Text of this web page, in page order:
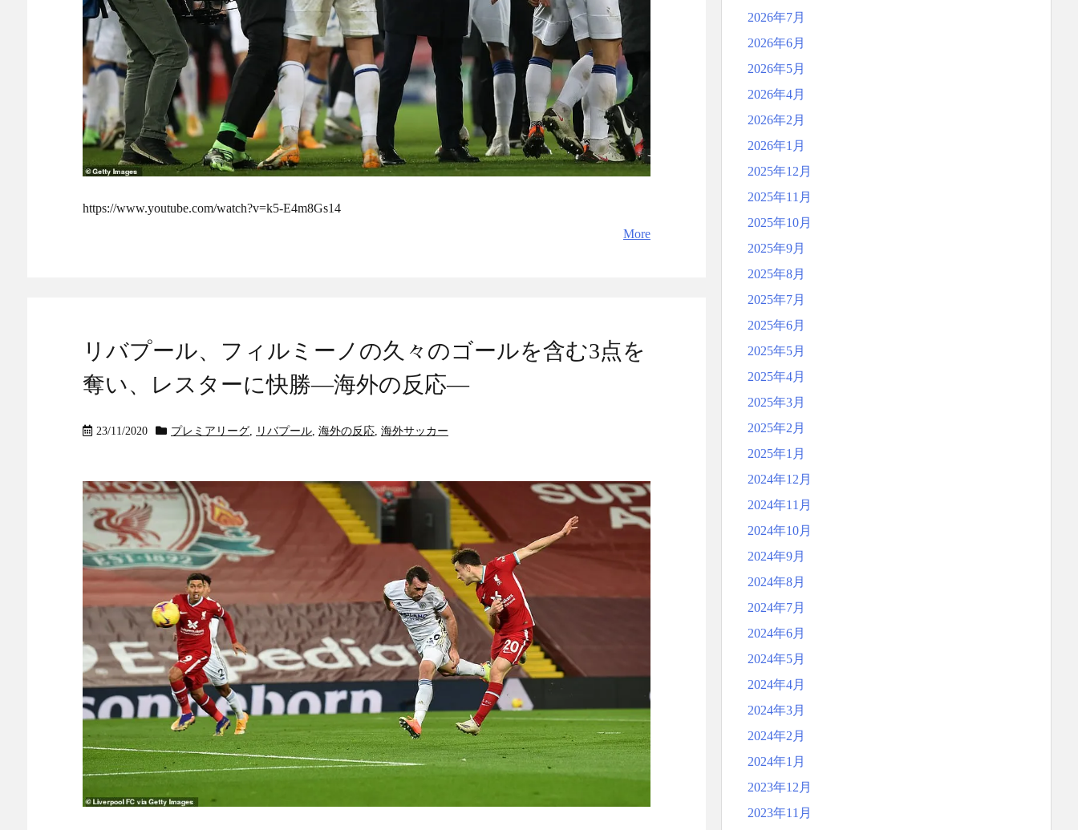
https://www.youtube.com/watch?v=k5-E4m8Gs14
More
リバプール、フィルミーノの久々のゴールを含む3点を
奪い、レスターに快勝―海外の反応―
23/11/2020 プレミアリーグ リバプール 海外の反応 海外サッカー
2026年7月
2026年6月
2026年5月
2026年4月
2026年2月
2026年1月
2025年12月
2025年11月
2025年10月
2025年9月
2025年8月
2025年7月
2025年6月
2025年5月
2025年4月
2025年3月
2025年2月
2025年1月
2024年12月
2024年11月
2024年10月
2024年9月
2024年8月
2024年7月
2024年6月
2024年5月
2024年4月
2024年3月
2024年2月
2024年1月
2023年12月
2023年11月